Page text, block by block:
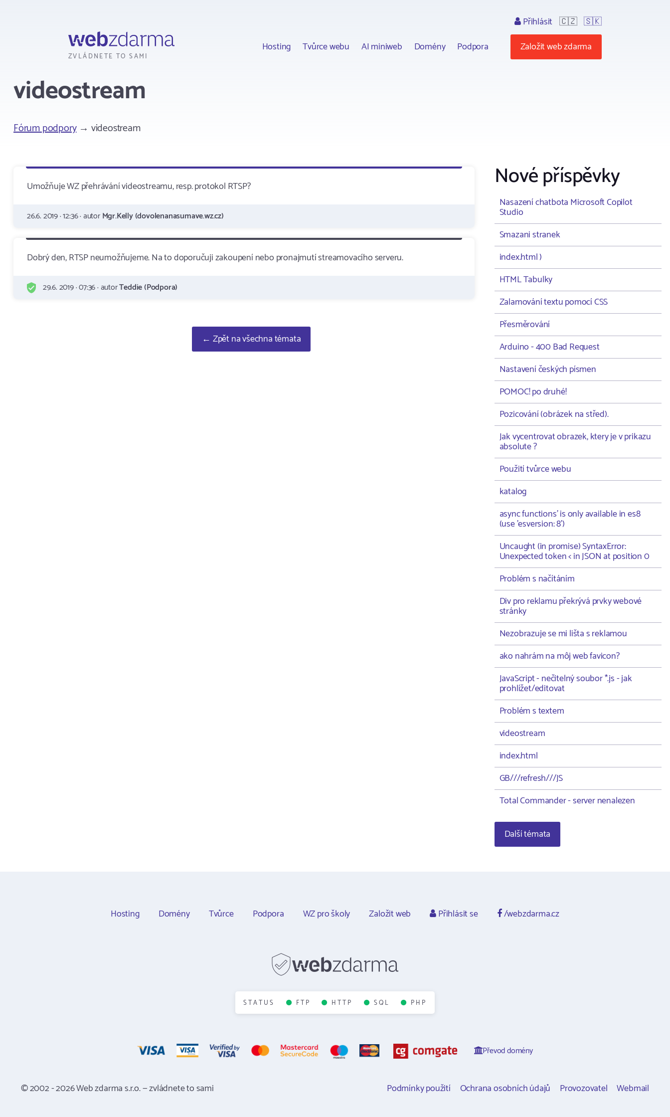
ZVLÁDNETE TO SAMI
Hosting Tvůrce webu AI miniweb Domény Podpora
Přihlásit 🇨🇿 🇸🇰
Založit web zdarma
videostream
Fórum podpory→ videostream
Umožňuje WZ přehrávání videostreamu, resp. protokol RTSP?
26.6. 2019 · 12:36 · autorMgr.Kelly (dovolenanasumave.wz.cz)
Dobrý den, RTSP neumožňujeme. Na to doporučuji zakoupení nebo pronajmutí streamovacího serveru.
29.6. 2019 · 07:36 · autorTeddie (Podpora)
← Zpět na všechna témata
Nové příspěvky
Nasazení chatbota Microsoft Copilot
Studio
Smazani stranek
index.html )
HTML Tabulky
Zalamování textu pomocí CSS
Přesměrování
Arduino - 400 Bad Request
Nastavení českých písmen
POMOC! po druhé!
Pozicování (obrázek na střed).
Jak vycentrovat obrazek, ktery je v prikazu
absolute ?
Použití tvůrce webu
katalog
async functions' is only available in es8
(use 'esversion: 8')
Uncaught (in promise) SyntaxError:
Unexpected token < in JSON at position 0
Problém s načítáním
Div pro reklamu překrývá prvky webové
stránky
Nezobrazuje se mi lišta s reklamou
ako nahrám na môj web favicon?
JavaScript - nečitelný soubor *.js - jak
prohlížet/editovat
Problém s textem
videostream
index.html
GB///refresh///JS
Total Commander - server nenalezen
Další témata
Hosting Domény Tvůrce Podpora WZ pro školy Založit web Přihlásit se /webzdarma.cz
STATUS FTP HTTP SQL PHP
Převod domény
© 2002 - 2026 Web zdarma s.r.o. — zvládnete to sami Podmínky použití Ochrana osobních údajů Provozovatel Webmail